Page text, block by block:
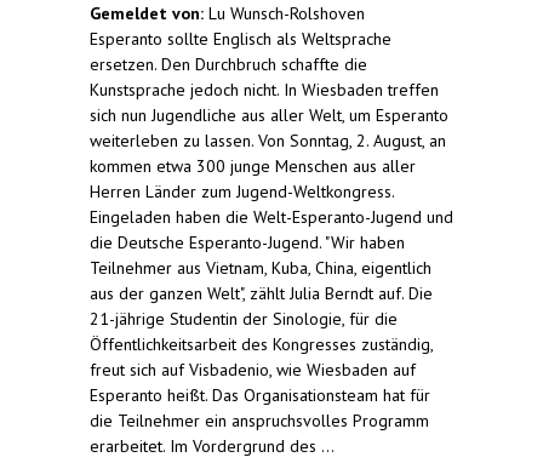
Gemeldet von: Lu Wunsch-Rolshoven
Esperanto sollte Englisch als Weltsprache
ersetzen. Den Durchbruch schaffte die
Kunstsprache jedoch nicht. In Wiesbaden treffen
sich nun Jugendliche aus aller Welt, um Esperanto
weiterleben zu lassen. Von Sonntag, 2. August, an
kommen etwa 300 junge Menschen aus aller
Herren Länder zum Jugend-Weltkongress.
Eingeladen haben die Welt-Esperanto-Jugend und
die Deutsche Esperanto-Jugend. "Wir haben
Teilnehmer aus Vietnam, Kuba, China, eigentlich
aus der ganzen Welt", zählt Julia Berndt auf. Die
21-jährige Studentin der Sinologie, für die
Öffentlichkeitsarbeit des Kongresses zuständig,
freut sich auf Visbadenio, wie Wiesbaden auf
Esperanto heißt. Das Organisationsteam hat für
die Teilnehmer ein anspruchsvolles Programm
erarbeitet. Im Vordergrund des ...